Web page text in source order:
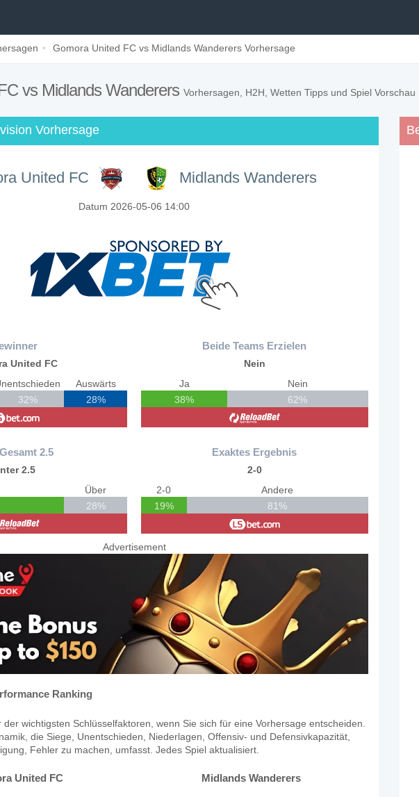
Gomora United FC vs Midlands Wanderers Vorhersage
vs Midlands Wanderers Vorhersagen, H2H, Wetten Tipps und Spiel Vorschau
Vorhersage
United FC Midlands Wanderers
Datum 2026-05-06 14:00
United FC
32%
Auswärts
28%
2.5
2.5
Über
28%
Beide Teams Erzielen
Nein
Ja
38%
Nein
62%
Exaktes Ergebnis
2-0
2-0
19%
Andere
81%
Advertisement
Ranking
wichtigsten Schlüsselfaktoren, wenn Sie sich für eine Vorhersage entscheiden.
die Siege, Unentschieden, Niederlagen, Offensiv- und Defensivkapazität,
Fehler zu machen, umfasst. Jedes Spiel aktualisiert.
United FC Midlands Wanderers